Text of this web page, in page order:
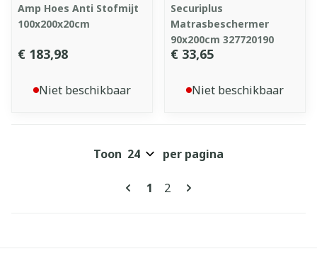
Amp Hoes Anti Stofmijt
100x200x20cm
€ 183,98
Niet beschikbaar
Securiplus
Matrasbeschermer
90x200cm 327720190
€ 33,65
Niet beschikbaar
Pagina's
U lees momenteel pagina
1 Pagina
2
Toon per pagina